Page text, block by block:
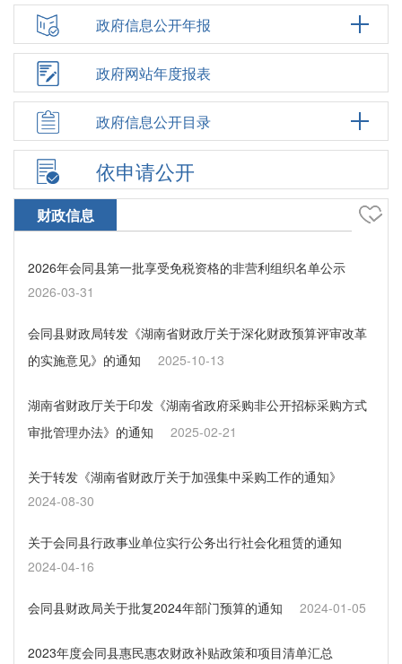
政府信息公开年报
政府网站年度报表
政府信息公开目录
依申请公开
财政信息
2026年会同县第一批享受免税资格的非营利组织名单公示
2026-03-31
会同县财政局转发《湖南省财政厅关于深化财政预算评审改革
的实施意见》的通知
2025-10-13
湖南省财政厅关于印发《湖南省政府采购非公开招标采购方式
审批管理办法》的通知
2025-02-21
关于转发《湖南省财政厅关于加强集中采购工作的通知》
2024-08-30
关于会同县行政事业单位实行公务出行社会化租赁的通知
2024-04-16
会同县财政局关于批复2024年部门预算的通知 2024-01-05
2023年度会同县惠民惠农财政补贴政策和项目清单汇总